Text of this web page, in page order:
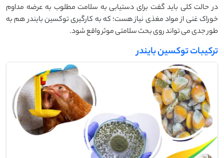
در حالت کلی باید گفت برای دستیابی به سلامت مطلوب به عرضه مداوم
خوراک غنی از مواد مغذی نیاز هست؛ که به کارگیری توکسین بایندر هم به
طور جدی می تواند روی بحث سلامتی موثر واقع شود.
ترکیبات توکسین بایندر